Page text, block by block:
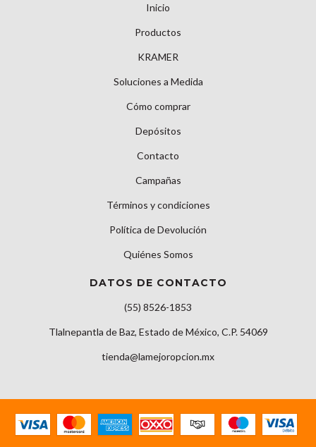
Inicio
Productos
KRAMER
Soluciones a Medida
Cómo comprar
Depósitos
Contacto
Campañas
Términos y condiciones
Política de Devolución
Quiénes Somos
DATOS DE CONTACTO
(55) 8526-1853
Tlalnepantla de Baz, Estado de México, C.P. 54069
tienda@lamejoropcion.mx